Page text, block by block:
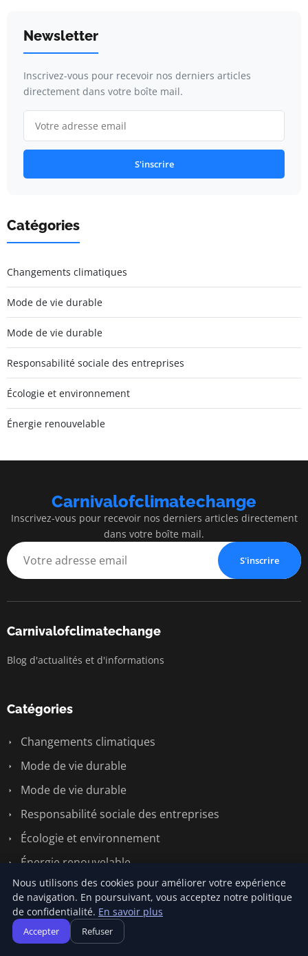
Newsletter
Inscrivez-vous pour recevoir nos derniers articles
directement dans votre boîte mail.
S'inscrire
Catégories
Changements climatiques
Mode de vie durable
Mode de vie durable
Responsabilité sociale des entreprises
Écologie et environnement
Énergie renouvelable
Carnivalofclimatechange
Inscrivez-vous pour recevoir nos derniers articles directement
dans votre boîte mail.
S'inscrire
Carnivalofclimatechange
Blog d'actualités et d'informations
Catégories
Changements climatiques
Mode de vie durable
Mode de vie durable
Responsabilité sociale des entreprises
Écologie et environnement
Énergie renouvelable
Liens utiles
Contact
Nous utilisons des cookies pour améliorer votre expérience
de navigation. En poursuivant, vous acceptez notre politique
de confidentialité. En savoir plus
Accepter Refuser